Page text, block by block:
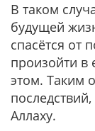
В таком
будущей
спасётся от
произойти в
этом. Таким
Аллаху.